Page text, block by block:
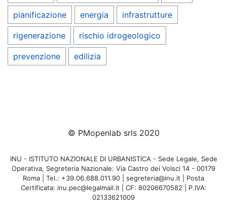
pianificazione energia infrastrutture
rigenerazione rischio idrogeologico
prevenzione edilizia
© PMopenlab srls 2020
INU - ISTITUTO NAZIONALE DI URBANISTICA - Sede Legale, Sede
Operativa, Segreteria Nazionale: Via Castro dei Volsci 14 - 00179
Roma | Tel.: +39.06.688.011.90 | segreteria@inu.it | Posta
Certificata: inu.pec@legalmail.it | CF: 80206670582 | P.IVA:
02133621009